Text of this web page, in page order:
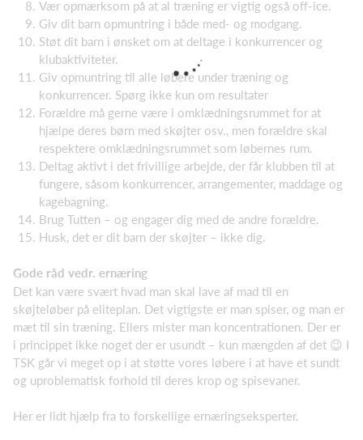
Vær opmærksom på at al træning er vigtig også off-ice.
Giv dit barn opmuntring i både med- og modgang.
Støt dit barn i ønsket om at deltage i konkurrencer og
klubaktiviteter.
Giv opmuntring til alle løbere under træning og
konkurrencer. Spørg ikke kun om resultater
Forældre må gerne være i omklædningsrummet for at
hjælpe deres børn med skøjter osv., men forældre skal
respektere omklædningsrummet som løbernes rum.
Deltag aktivt i det frivillige arbejde, der får klubben til at
fungere, såsom konkurrencer, arrangementer, maddage og
kagebagning.
Brug Tutten – og engager dig med de andre forældre.
Husk, det er dit barn der skøjter – ikke dig.
Gode råd vedr. ernæring
Det kan være svært hvad man skal lave af mad til en
skøjteløber på eliteplan. Det vigtigste er man spiser, og man er
mæt til sin træning. Ellers mister man koncentrationen. Der er
i princippet ikke noget der er usundt – kun mængden af det 😉 I
TSK går vi meget op i at støtte vores løbere i at have et sundt
og uproblematisk forhold til deres krop og spisevaner.
Her er lidt hjælp fra to forskellige ernæringseksperter.